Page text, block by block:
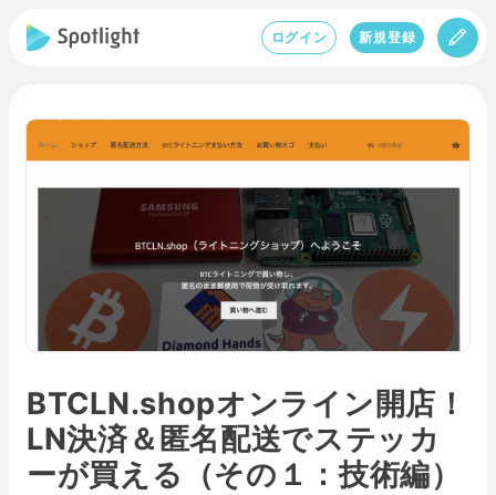
ログイン 新規登録
BTCLN.shopオンライン開店！
LN決済＆匿名配送でステッカ
ーが買える（その１：技術編）